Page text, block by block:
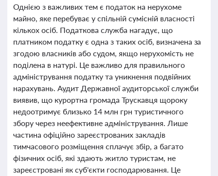
Однією з важливих тем є податок на нерухоме
майно, яке перебуває у спільній сумісній власності
кількох осіб. Податкова служба нагадує, що
платником податку є одна з таких осіб, визначена за
згодою власників або судом, якщо нерухомість не
поділена в натурі. Це важливо для правильного
адміністрування податку та уникнення подвійних
нарахувань. Аудит Державної аудиторської служби
виявив, що курортна громада Трускавця щороку
недоотримує близько 14 млн грн туристичного
збору через неефективне адміністрування. Лише
частина офіційно зареєстрованих закладів
тимчасового розміщення сплачує збір, а багато
фізичних осіб, які здають житло туристам, не
зареєстровані як суб'єкти господарювання. Це